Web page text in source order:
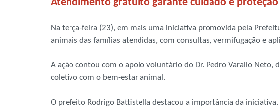
Atendimento gratuito garante cuidado e
Na terça-feira (23), em mais uma iniciativa promovida pela
animais das famílias atendidas, com consultas, vermifugação e
A ação contou com o apoio voluntário do Dr. Pedro Varallo
coletivo com o bem-estar animal.
O prefeito Rodrigo Battistella destacou a importância da